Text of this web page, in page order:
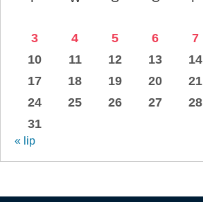
3
4 5 6 7
10
11 12 13 14
17
18 19 20 21
24
25 26 27 28
31
« lip